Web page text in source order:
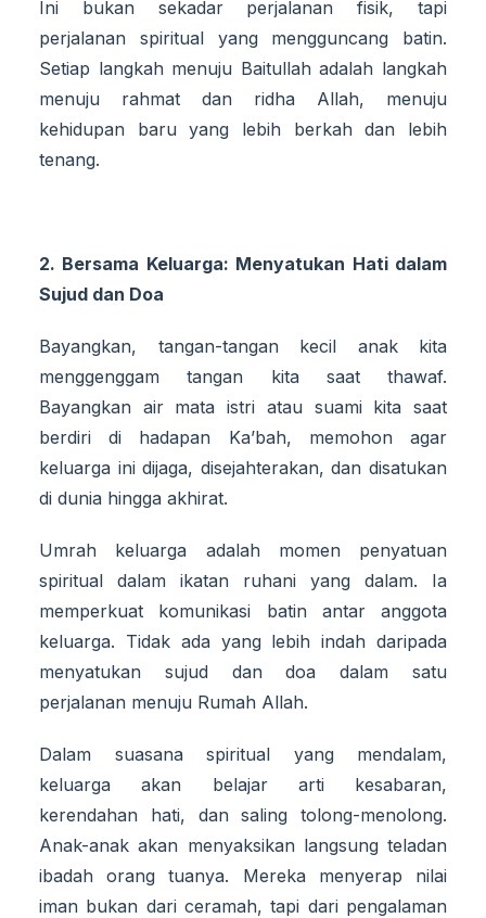
Ini bukan sekadar perjalanan fisik, tapi
perjalanan spiritual yang mengguncang batin.
Setiap langkah menuju Baitullah adalah langkah
menuju rahmat dan ridha Allah, menuju
kehidupan baru yang lebih berkah dan lebih
tenang.
2. Bersama Keluarga: Menyatukan Hati dalam
Sujud dan Doa
Bayangkan, tangan-tangan kecil anak kita
menggenggam tangan kita saat thawaf.
Bayangkan air mata istri atau suami kita saat
berdiri di hadapan Ka’bah, memohon agar
keluarga ini dijaga, disejahterakan, dan disatukan
di dunia hingga akhirat.
Umrah keluarga adalah momen penyatuan
spiritual dalam ikatan ruhani yang dalam. Ia
memperkuat komunikasi batin antar anggota
keluarga. Tidak ada yang lebih indah daripada
menyatukan sujud dan doa dalam satu
perjalanan menuju Rumah Allah.
Dalam suasana spiritual yang mendalam,
keluarga akan belajar arti kesabaran,
kerendahan hati, dan saling tolong-menolong.
Anak-anak akan menyaksikan langsung teladan
ibadah orang tuanya. Mereka menyerap nilai
iman bukan dari ceramah, tapi dari pengalaman